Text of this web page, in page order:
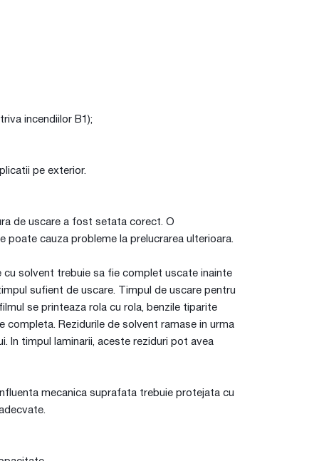
incendiilor B1);
pe exterior.
de uscare a fost setata corect. O
cauza probleme la prelucrarea ulterioara.
cu solvent trebuie sa fie complet uscate inainte
sufient de uscare. Timpul de uscare pentru
se printeaza rola cu rola, benzile tiparite
Rezidurile de solvent ramase in urma
In timpul laminarii, aceste reziduri pot avea
mecanica suprafata trebuie protejata cu